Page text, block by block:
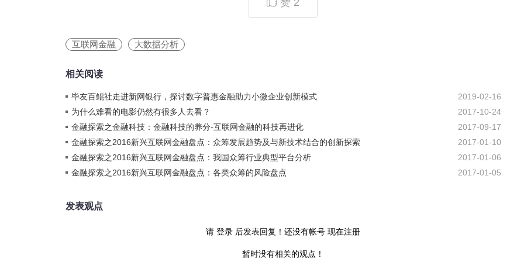
赞 2
互联网金融 大数据分析
相关阅读
毕友百鲲社走进新网银行，探讨数字普惠金融助力小微企业创新模式
2019-02-16
为什么难看的电影仍然有很多人去看？
2017-10-24
金融探索之金融科技：金融科技的养分-互联网金融的科技再进化
2017-09-17
金融探索之2016新兴互联网金融盘点：众筹发展趋势及与新技术结合的创新探索
2017-01-10
金融探索之2016新兴互联网金融盘点：我国众筹行业典型平台分析
2017-01-06
金融探索之2016新兴互联网金融盘点：各类众筹的风险盘点
2017-01-05
发表观点
请登录 后发表回复！还没有帐号现在注册
暂时没有相关的观点！